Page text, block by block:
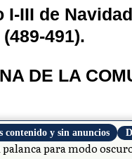
I-III de
491).
DE LA
se hizo
contenido y sin anuncios
palanca para modo